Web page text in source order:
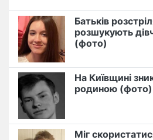
Батьків
розшукують
(фото)
На Київщині
родиною (фото)
Міг